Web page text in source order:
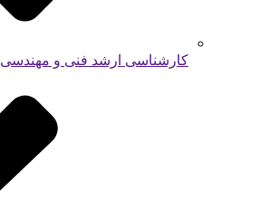
کارشناسی ارشد فنی و مهندسی